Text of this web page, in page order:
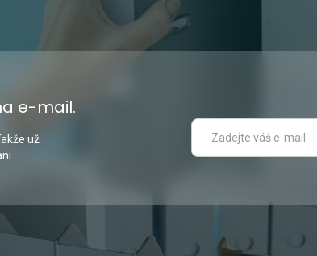
e-mail.
už